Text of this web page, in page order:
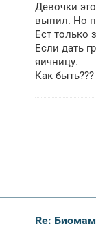
б
щ
н
и
Девочки
выпил. Но
Ест только
Если дать
яичницу.
Как
Re: